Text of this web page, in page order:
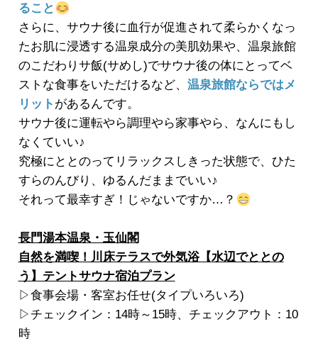
ること
さらに、サウナ後に血行が促進されて柔らかくなっ
たお肌に浸透する温泉成分の美肌効果や、温泉旅館
のこだわりサ飯(サめし)でサウナ後の体にとってベ
ストな食事をいただけるなど、 温泉旅館ならではメ
リット があるんです。
サウナ後に運転やら調理やら家事やら、なんにもし
なくていい♪
究極にととのってリラックスしきった状態で、ひた
すらのんびり、ゆるんだままでいい♪
それって最幸すぎ！じゃないですか…？
長門湯本温泉・玉仙閣
自然を満喫！川床テラスで外気浴【水辺でととの
う】テントサウナ宿泊プラン
▷食事会場・客室お任せ(タイプいろいろ)
▷チェックイン：14時～15時、チェックアウト：10
時